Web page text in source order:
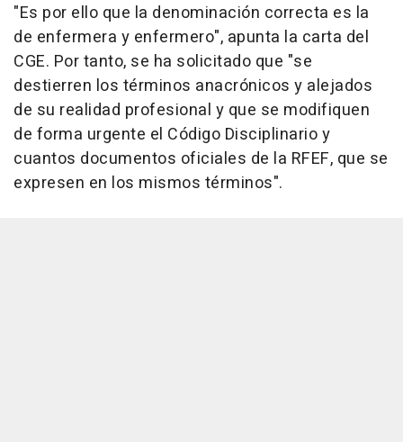
"Es por ello que la denominación correcta es la
de enfermera y enfermero", apunta la carta del
CGE. Por tanto, se ha solicitado que "se
destierren los términos anacrónicos y alejados
de su realidad profesional y que se modifiquen
de forma urgente el Código Disciplinario y
cuantos documentos oficiales de la RFEF, que se
expresen en los mismos términos".